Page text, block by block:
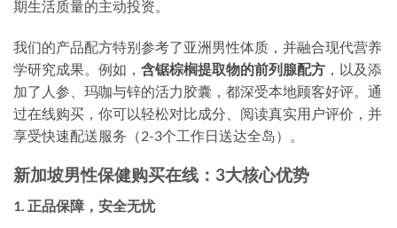
期生活质量的主动投资。
我们的产品配方特别参考了亚洲男性体质，并融合现代营养
学研究成果。例如， 含锯棕榈提取物的前列腺配方 ，以及添
加了人参、玛咖与锌的活力胶囊，都深受本地顾客好评。通
过在线购买，你可以轻松对比成分、阅读真实用户评价，并
享受快速配送服务（2-3个工作日送达全岛）。
新加坡男性保健购买在线：3大核心优势
1. 正品保障，安全无忧